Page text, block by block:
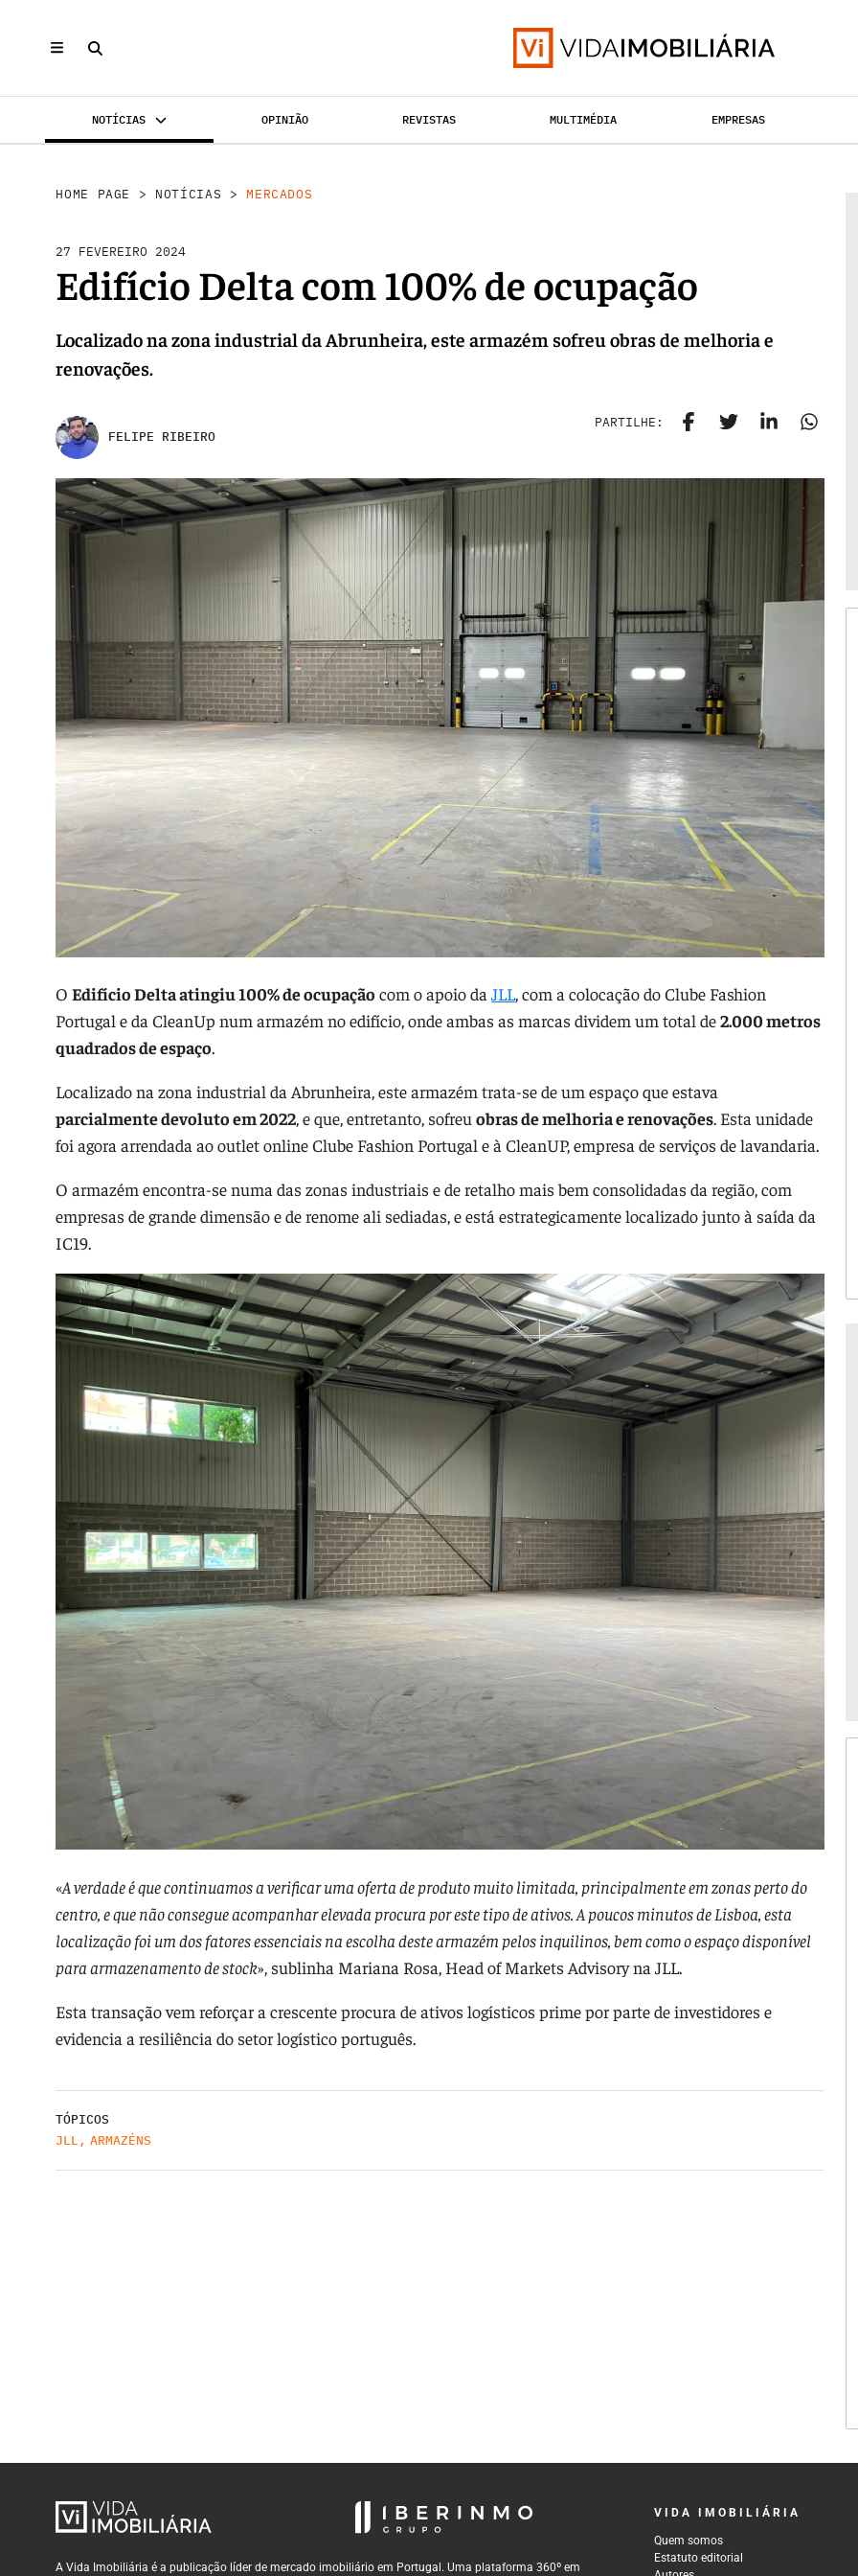
NOTÍCIAS OPINIÃO REVISTAS MULTIMÉDIA EMPRESAS
HOME PAGE > NOTÍCIAS >MERCADOS
27 FEVEREIRO 2024
Edifício Delta com 100% de ocupação
Localizado na zona industrial da Abrunheira, este armazém sofreu obras de melhoria e
renovações.
FELIPE RIBEIRO
PARTILHE:
OEdifício Delta atingiu 100% de ocupação com o apoio daJLL, com a colocação do Clube Fashion
Portugal e da CleanUp num armazém no edifício, onde ambas as marcas dividem um total de2.000 metros
quadrados de espaço
Localizado na zona industrial da Abrunheira, este armazém trata-se de um espaço que estava
parcialmente devoluto em 2022 , e que, entretanto, sofreuobras de melhoria e renovações . Esta unidade
foi agora arrendada ao outlet online Clube Fashion Portugal e à CleanUP, empresa de serviços de lavandaria.
O armazém encontra-se numa das zonas industriais e de retalho mais bem consolidadas da região, com
empresas de grande dimensão e de renome ali sediadas, e está estrategicamente localizado junto à saída da
IC19.
«A verdade é que continuamos a verificar uma oferta de produto muito limitada, principalmente em zonas perto do
centro, e que não consegue acompanhar elevada procura por este tipo de ativos. A poucos minutos de Lisboa, esta
localização foi um dos fatores essenciais na escolha deste armazém pelos inquilinos, bem como o espaço disponível
para armazenamento de stock», sublinha Mariana Rosa, Head of Markets Advisory na JLL.
Esta transação vem reforçar a crescente procura de ativos logísticos prime por parte de investidores e
evidencia a resiliência do setor logístico português.
TÓPICOS
JLL , ARMAZÉNS
A Vida Imobiliária é a publicação líder de mercado imobiliário em Portugal. Uma plataforma 360º em
VIDA IMOBILIÁRIA
Quem somos
Estatuto editorial